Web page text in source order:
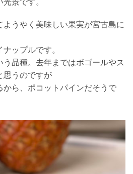
景です。
ようやく美味しい果実が宮古島に
ップルです。
う品種。去年まではボゴールやス
思うのですが
から、ポコットパインだそうで